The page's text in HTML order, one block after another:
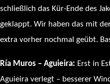
schließlich das Kür-Ende des
geklappt. Wir haben das mit
extra vorher nochmal geübt.
Ría Muros – Aguieira: Erst in
Aguieira verlegt – besserer